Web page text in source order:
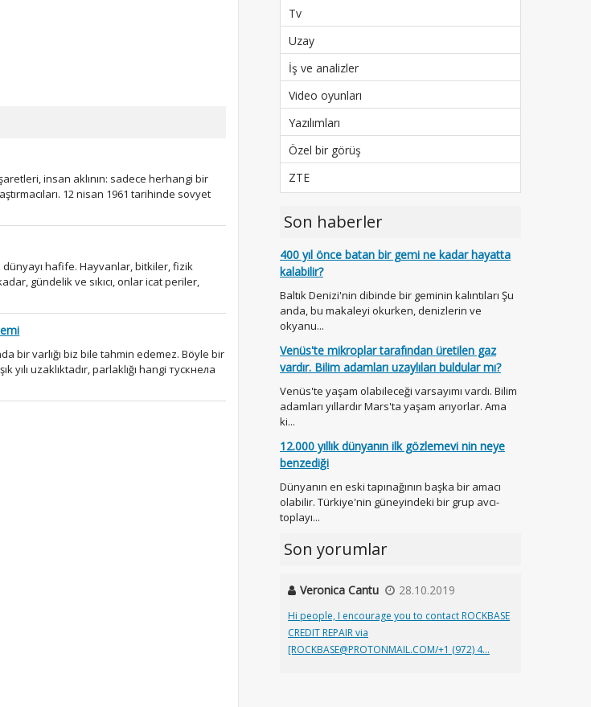
insan aklının: sadece herhangi bir
12 nisan 1961 tarihinde sovyet
dünyayı hafife. Hayvanlar, bitkiler, fizik
gündelik ve sıkıcı, onlar icat periler,
bir varlığı biz bile tahmin edemez. Böyle bir
yılı uzaklıktadır, parlaklığı hangi тускнела
Tv
Uzay
İş ve analizler
Video oyunları
Yazılımları
Özel bir görüş
ZTE
Son haberler
400 yıl önce batan bir gemi ne kadar hayatta
kalabilir?
Baltık Denizi'nin dibinde bir geminin kalıntıları Şu
anda, bu makaleyi okurken, denizlerin ve
okyanu...
Venüs'te mikroplar tarafından üretilen gaz
vardır. Bilim adamları uzaylıları buldular mı?
Venüs'te yaşam olabileceği varsayımı vardı. Bilim
adamları yıllardır Mars'ta yaşam arıyorlar. Ama
ki...
12.000 yıllık dünyanın ilk gözlemevi nin neye
benzediği
Dünyanın en eski tapınağının başka bir amacı
olabilir. Türkiye'nin güneyindeki bir grup avcı-
toplayı...
Son yorumlar
Veronica Cantu 28.10.2019
Hi people, I encourage you to contact ROCKBASE
CREDIT REPAIR via
[ROCKBASE@PROTONMAIL.COM/+1 (972) 4...